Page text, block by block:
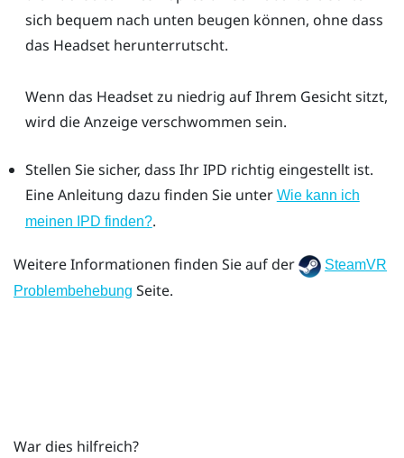
sich bequem nach unten beugen können, ohne dass
das Headset herunterrutscht.
Wenn das Headset zu niedrig auf Ihrem Gesicht sitzt,
wird die Anzeige verschwommen sein.
Stellen Sie sicher, dass Ihr IPD richtig eingestellt ist.
Eine Anleitung dazu finden Sie unter Wie kann ich
meinen IPD finden?.
Weitere Informationen finden Sie auf der
SteamVR
Problembehebung Seite.
War dies hilfreich?